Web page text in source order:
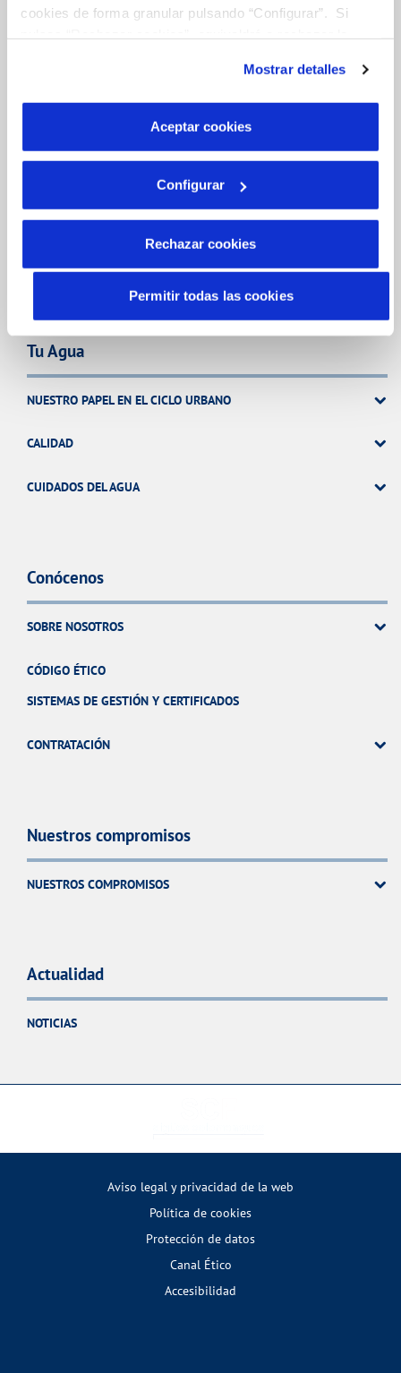
cookies de forma granular pulsando “Configurar”. Si
son indispensables para que el sitio web funcione y que
por tanto no se pueden desactivar. Puedes consultar
más información en nuestraPolítica de Cookies
Mostrar detalles
Aceptar cookies
Configurar
Rechazar cookies
Permitir todas las cookies
ATENCIÓN AL CLIENTE
Tu Agua
NUESTRO PAPEL EN EL CICLO URBANO
CALIDAD
CUIDADOS DEL AGUA
Conócenos
SOBRE NOSOTROS
CÓDIGO ÉTICO
SISTEMAS DE GESTIÓN Y CERTIFICADOS
CONTRATACIÓN
Nuestros compromisos
NUESTROS COMPROMISOS
Actualidad
NOTICIAS
Aviso legal y privacidad de la web
Política de cookies
Protección de datos
Canal Ético
Accesibilidad